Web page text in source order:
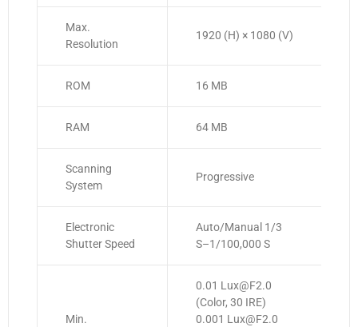
Max.
Resolution
1920 (H) × 1080 (V)
ROM 16 MB
RAM 64 MB
Scanning
System
Progressive
Electronic
Shutter Speed
Auto/Manual 1/3
S–1/100,000 S
Min.
0.01 Lux@F2.0
(Color, 30 IRE)
0.001 Lux@F2.0